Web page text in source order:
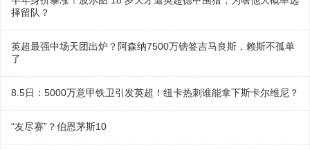
择留队？
英超最强中场天团出炉？阿森纳7500万镑签吉马良斯，赖斯不孤单
了
8.5日：5000万意甲铁卫引发英超！纽卡热刺谁能拿下斯卡尔维尼？
“友尽赛”？伯恩茅斯10